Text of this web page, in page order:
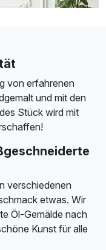
von erfahrenen
und mit den
Stück wird mit
verschiedenen
etwas. Wir
Öl-Gemälde nach
Kunst für alle